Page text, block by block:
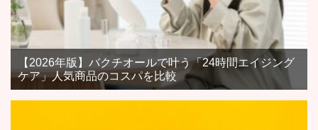
【2026年版】バクチオールで叶う「24時間エイジング
ケア」人気商品のコスパを比較